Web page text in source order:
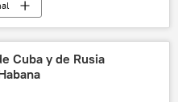
noticias
Cuba y de Rusia